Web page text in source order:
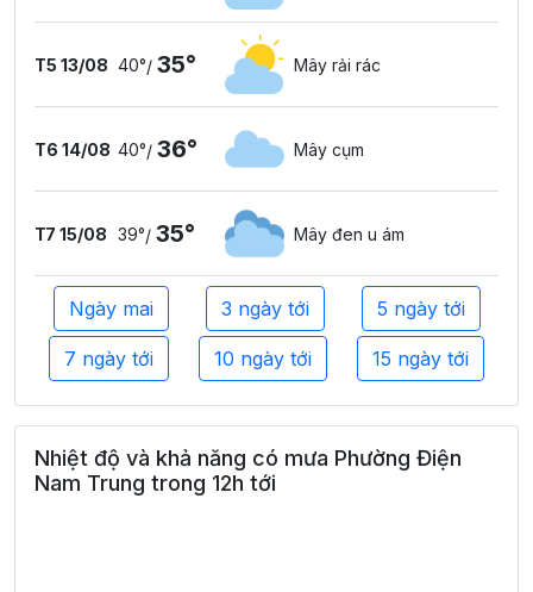
T5 13/08 40°/ 35° Mây rải rác
T6 14/08 40°/ 36° Mây cụm
T7 15/08 39°/ 35° Mây đen u ám
Ngày mai 3 ngày tới 5 ngày tới
7 ngày tới 10 ngày tới 15 ngày tới
Nhiệt độ và khả năng có mưa Phường Điện
Nam Trung trong 12h tới